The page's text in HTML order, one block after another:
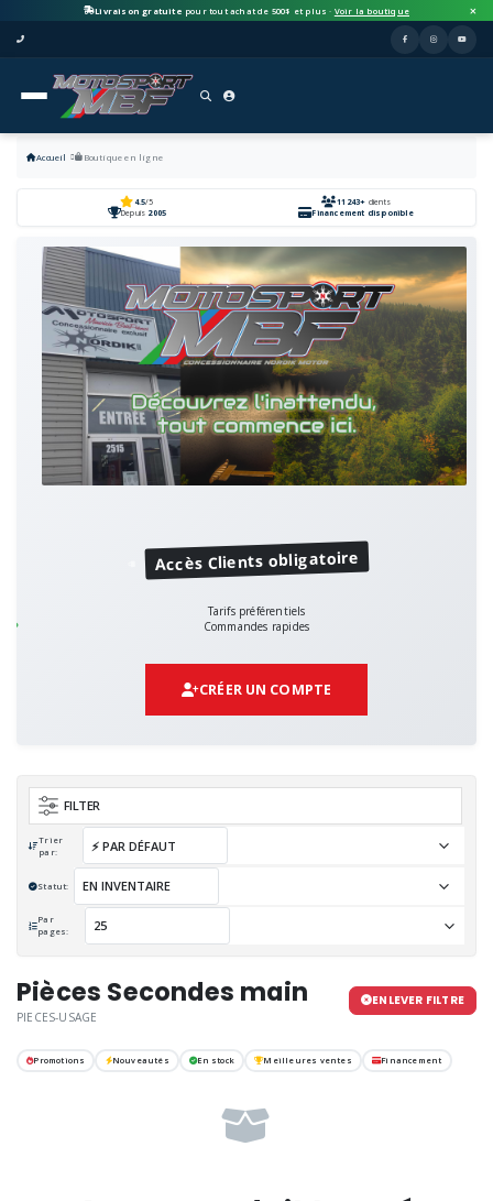
Livraison gratuite pour tout achat de 500$ et plus · Voir la boutique
Accueil Boutique en ligne
4.5/5 11243+ clients
Depuis 2005 Financement disponible
Accès Clients obligatoire
Tarifs préférentiels
Commandes rapides
CRÉER UN COMPTE
FILTER
Trier
par:
Statut:
Par
pages:
Pièces Secondes main
PIECES-USAGE
ENLEVER FILTRE
Promotions Nouveautés En stock Meilleures ventes Financement